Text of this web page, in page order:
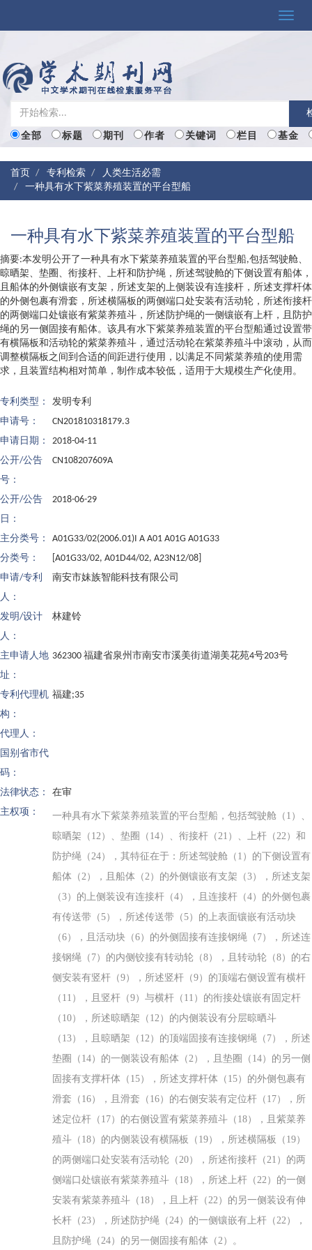
Toggle
全部 标题 期刊 作者 关键词 栏目 基金
首页 专利检索
人类生活必需
一种具有水下紫菜养殖装置的平台型船
一种具有水下紫菜养殖装置的平台型船
摘要:本发明公开了一种具有水下紫菜养殖装置的平台型船,包括驾驶舱、
晾晒架、垫圈、衔接杆、上杆和防护绳，所述驾驶舱的下侧设置有船体，
且船体的外侧镶嵌有支架，所述支架的上侧装设有连接杆，所述支撑杆体
的外侧包裹有滑套，所述横隔板的两侧端口处安装有活动轮，所述衔接杆
的两侧端口处镶嵌有紫菜养殖斗，所述防护绳的一侧镶嵌有上杆，且防护
绳的另一侧固接有船体。该具有水下紫菜养殖装置的平台型船通过设置带
有横隔板和活动轮的紫菜养殖斗，通过活动轮在紫菜养殖斗中滚动，从而
调整横隔板之间到合适的间距进行使用，以满足不同紫菜养殖的使用需
求，且装置结构相对简单，制作成本较低，适用于大规模生产化使用。
专利类型：
发明专利
申请号：
CN201810318179.3
申请日期：
2018-04-11
公开/公告
号：
CN108207609A
公开/公告
日：
2018-06-29
主分类号：
A01G33/02(2006.01)I A A01 A01G A01G33
分类号：
[A01G33/02, A01D44/02, A23N12/08]
申请/专利
人：
南安市妹族智能科技有限公司
发明/设计
人：
林建铃
主申请人地
址：
362300 福建省泉州市南安市溪美街道湖美花苑4号203号
专利代理机
构：
福建;35
代理人：
国别省市代
码：
法律状态：
在审
主权项：
一种具有水下紫菜养殖装置的平台型船，包括驾驶舱（1）、
晾晒架（12）、垫圈（14）、衔接杆（21）、上杆（22）和
防护绳（24），其特征在于：所述驾驶舱（1）的下侧设置有
船体（2），且船体（2）的外侧镶嵌有支架（3），所述支架
（3）的上侧装设有连接杆（4），且连接杆（4）的外侧包裹
有传送带（5），所述传送带（5）的上表面镶嵌有活动块
（6），且活动块（6）的外侧固接有连接钢绳（7），所述连
接钢绳（7）的内侧铰接有转动轮（8），且转动轮（8）的右
侧安装有竖杆（9），所述竖杆（9）的顶端右侧设置有横杆
（11），且竖杆（9）与横杆（11）的衔接处镶嵌有固定杆
（10），所述晾晒架（12）的内侧装设有分层晾晒斗
（13），且晾晒架（12）的顶端固接有连接钢绳（7），所述
垫圈（14）的一侧装设有船体（2），且垫圈（14）的另一侧
固接有支撑杆体（15），所述支撑杆体（15）的外侧包裹有
滑套（16），且滑套（16）的右侧安装有定位杆（17），所
述定位杆（17）的右侧设置有紫菜养殖斗（18），且紫菜养
殖斗（18）的内侧装设有横隔板（19），所述横隔板（19）
的两侧端口处安装有活动轮（20），所述衔接杆（21）的两
侧端口处镶嵌有紫菜养殖斗（18），所述上杆（22）的一侧
安装有紫菜养殖斗（18），且上杆（22）的另一侧装设有伸
长杆（23），所述防护绳（24）的一侧镶嵌有上杆（22），
且防护绳（24）的另一侧固接有船体（2）。